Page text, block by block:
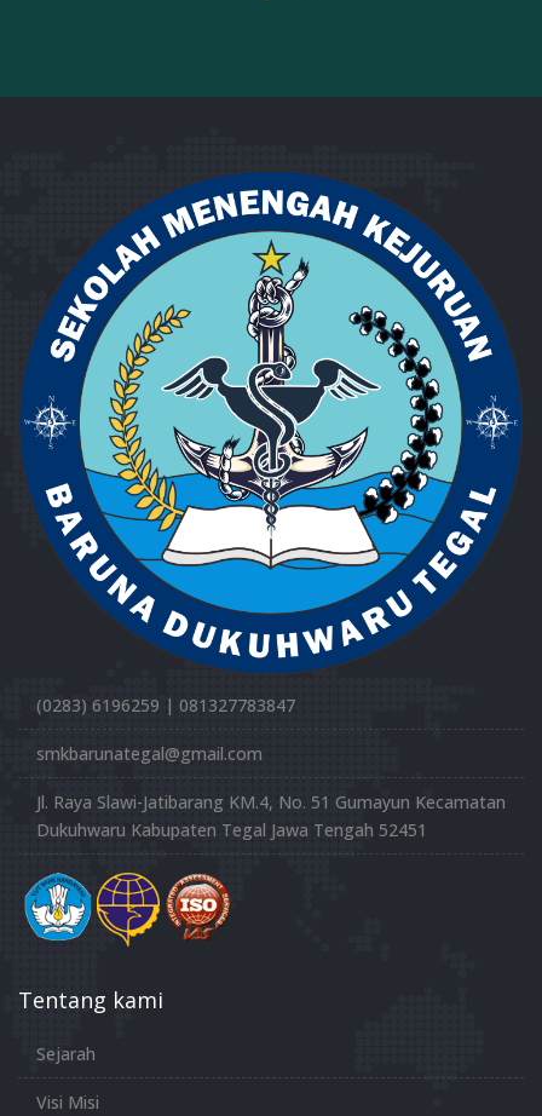
(0283) 6196259 | 081327783847
smkbarunategal@gmail.com
Jl. Raya Slawi-Jatibarang KM.4, No. 51 Gumayun Kecamatan
Dukuhwaru Kabupaten Tegal Jawa Tengah 52451
Tentang kami
Sejarah
Visi Misi